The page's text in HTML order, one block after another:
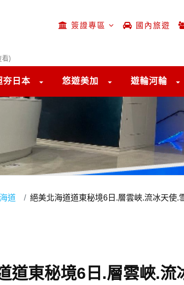
簽證專區 國內旅遊
看)
夯日本 悠遊美加 遊輪河輪
道 絕美北海道道東秘境6日.層雲峽.流冰天使.
道東秘境6日.層雲峽.